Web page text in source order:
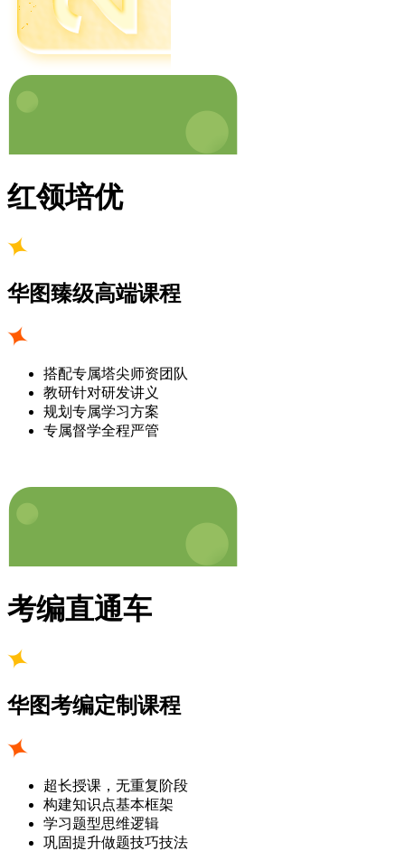
红领培优
华图臻级高端课程
搭配专属塔尖师资团队
教研针对研发讲义
规划专属学习方案
专属督学全程严管
考编直通车
华图考编定制课程
超长授课，无重复阶段
构建知识点基本框架
学习题型思维逻辑
巩固提升做题技巧技法